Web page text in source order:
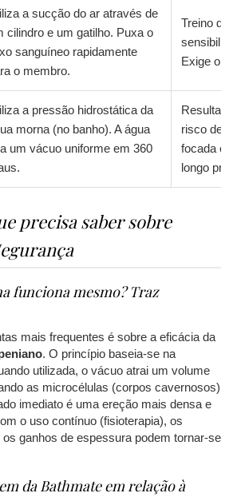
a sucção do ar através de
cilindro e um gatilho. Puxa o
sanguíneo rapidamente
o membro.
Treino de
Exige o
a pressão hidrostática da
morna (no banho). A água
um vácuo uniforme em 360
risco de
focada
longo
precisa saber sobre
funciona mesmo? Traz
mais frequentes é sobre a eficácia da
. O princípio baseia-se na
utilizada, o vácuo atrai um volume
as microcélulas (corpos cavernosos)
imediato é uma ereção mais densa e
o uso contínuo (fisioterapia), os
ganhos de espessura podem tornar-se
da Bathmate em relação à